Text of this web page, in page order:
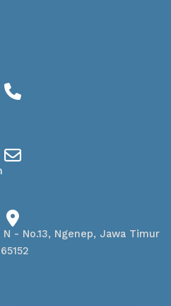
- No.13, Ngenep, Jawa Timur
65152